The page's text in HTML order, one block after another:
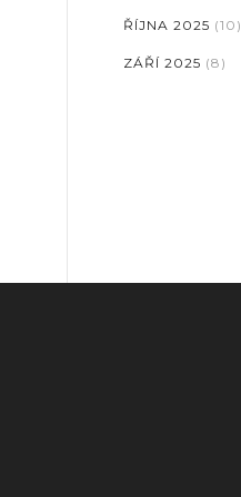
ŘÍJNA 2025 (10)
ZÁŘÍ 2025 (8)